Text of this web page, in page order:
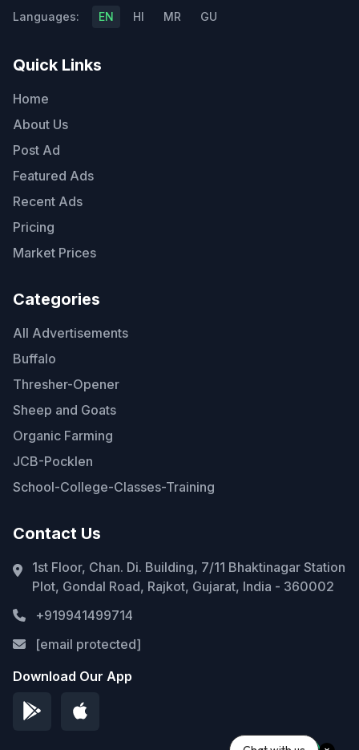
Languages: EN HI MR GU
Quick Links
Home
About Us
Post Ad
Featured Ads
Recent Ads
Pricing
Market Prices
Categories
All Advertisements
Buffalo
Thresher-Opener
Sheep and Goats
Organic Farming
JCB-Pocklen
School-College-Classes-Training
Contact Us
1st Floor, Chan. Di. Building, 7/11 Bhaktinagar Station
Plot, Gondal Road, Rajkot, Gujarat, India - 360002
+919941499714
[email protected]
Download Our App